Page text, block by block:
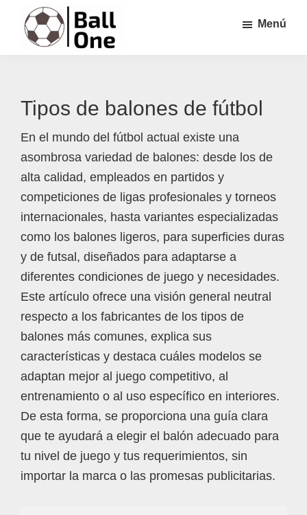
Saltar
contenido
Saltar
principal
Saltar
Menú
Tipos de balones de fútbol
En el mundo del fútbol actual existe una
asombrosa variedad de balones: desde los de
alta calidad, empleados en partidos y
competiciones de ligas profesionales y torneos
internacionales, hasta variantes especializadas
como los balones ligeros, para superficies duras
y de futsal, diseñados para adaptarse a
diferentes condiciones de juego y necesidades.
Este artículo ofrece una visión general neutral
respecto a los fabricantes de los tipos de
balones más comunes, explica sus
características y destaca cuáles modelos se
adaptan mejor al juego competitivo, al
entrenamiento o al uso específico en interiores.
De esta forma, se proporciona una guía clara
que te ayudará a elegir el balón adecuado para
tu nivel de juego y tus requerimientos, sin
importar la marca o las promesas publicitarias.